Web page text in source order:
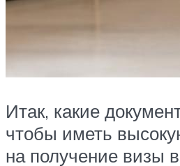
Итак, какие
чтобы иметь
на получение визы